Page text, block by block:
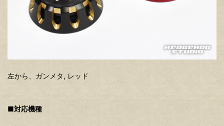
左から、ガンメタ, レッド
■対応機種